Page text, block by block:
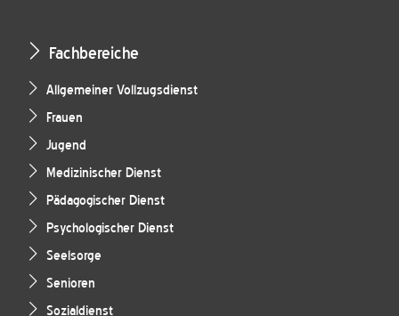
Fachbereiche
Allgemeiner Vollzugsdienst
Frauen
Jugend
Medizinischer Dienst
Pädagogischer Dienst
Psychologischer Dienst
Seelsorge
Senioren
Sozialdienst